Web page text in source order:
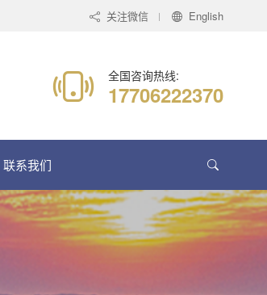
关注微信 English
全国咨询热线:
17706222370
联系我们